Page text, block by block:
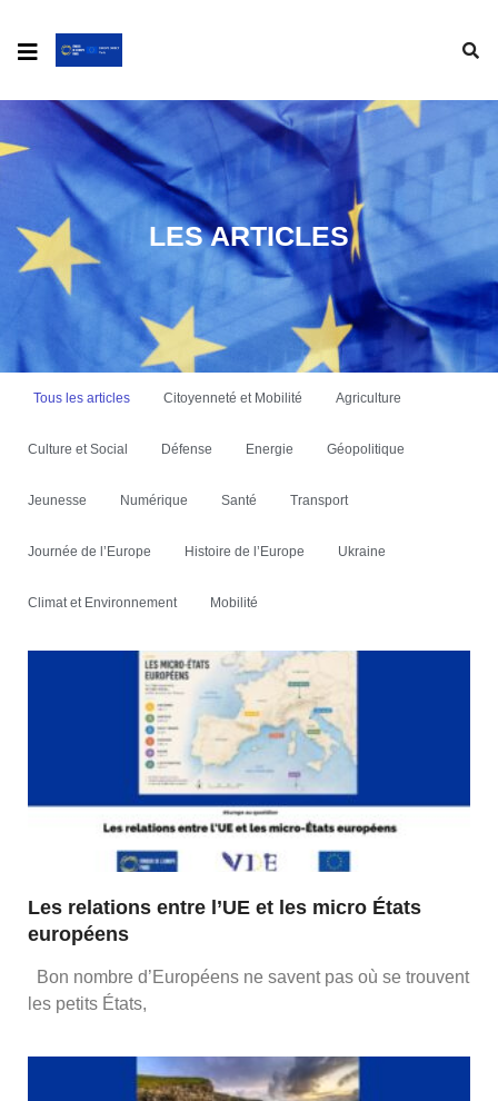
LES ARTICLES
Tous les articles Citoyenneté et Mobilité Agriculture
Culture et Social Défense Energie Géopolitique
Jeunesse Numérique Santé Transport
Journée de l’Europe Histoire de l’Europe Ukraine
Climat et Environnement Mobilité
Les relations entre l’UE et les micro États
européens
Bon nombre d’Européens ne savent pas où se trouvent
les petits États,